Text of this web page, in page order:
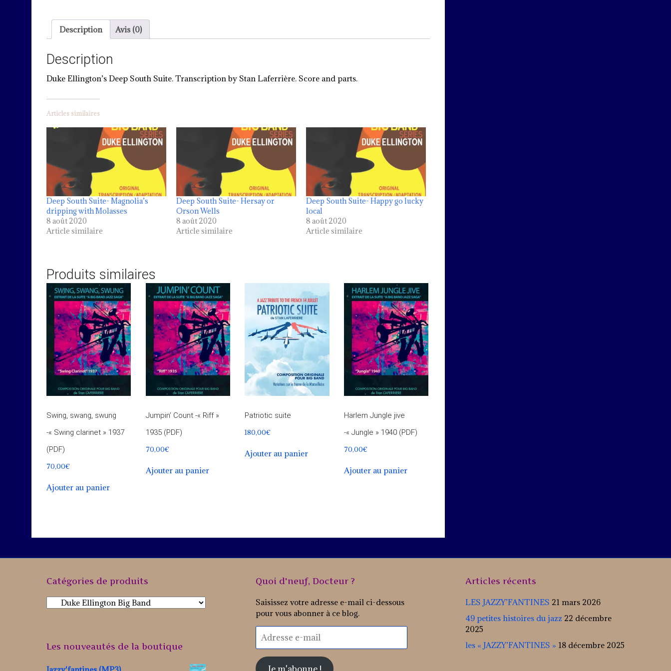
Description Avis (0)
Description
Duke Ellington’s Deep South Suite. Transcription by Stan Laferrière. Score and parts.
Articles similaires
Deep South Suite- Magnolia’s
dripping with Molasses
8 août 2020
Article similaire
Deep South Suite- Hersay or
Orson Wells
8 août 2020
Article similaire
Deep South Suite- Happy go lucky
local
8 août 2020
Article similaire
Produits similaires
Swing, swang, swung
-« Swing clarinet » 1937
(PDF)
70,00€
Ajouter au panier
Jumpin’ Count -« Riff »
1935 (PDF)
70,00€
Ajouter au panier
Patriotic suite
180,00€
Ajouter au panier
Harlem Jungle jive
-« Jungle » 1940 (PDF)
70,00€
Ajouter au panier
Catégories de produits
Les nouveautés de la boutique
Quoi d'neuf, Docteur ?
Saisissez votre adresse e-mail ci-dessous
pour vous abonner à ce blog.
Adresse
e-
Articles récents
LES JAZZY’FANTINES 21 mars 2026
49 petites histoires du jazz 22 décembre
2025
les « JAZZY’FANTINES » 18 décembre 2025